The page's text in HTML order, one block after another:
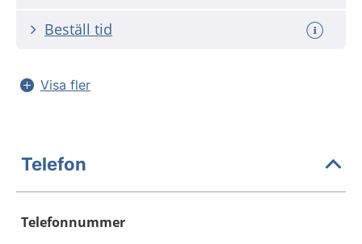
Beställ tid
Visa fler
Telefon
Telefonnummer